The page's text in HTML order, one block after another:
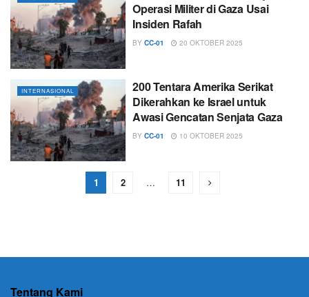
Operasi Militer di Gaza Usai
Insiden Rafah
BY CC-01 20 OKTOBER 2025
INTERNASIONAL
200 Tentara Amerika Serikat
Dikerahkan ke Israel untuk
Awasi Gencatan Senjata Gaza
BY CC-01 10 OKTOBER 2025
1 2 … 11
Tentang Kami